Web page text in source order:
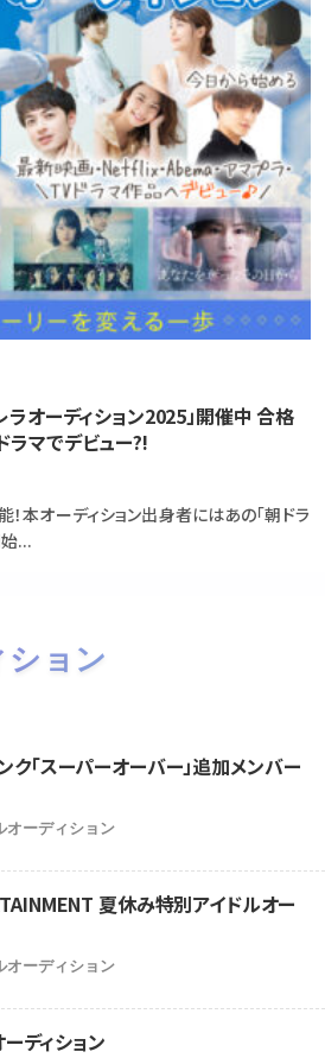
ラオーディション2025」開催中 合格
マでデビュー?!
本オーディション出身者にはあの「朝ドラ
...
ション
ク「スーパーオーバー」追加メンバー
ーディション
夏休み特別アイドルオー
ーディション
ディション